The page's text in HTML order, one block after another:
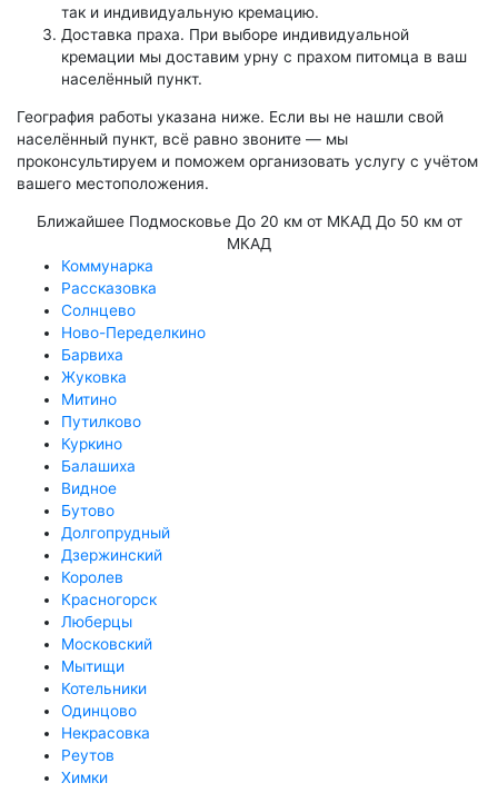
так и индивидуальную кремацию.
Доставка праха. При выборе индивидуальной
кремации мы доставим урну с прахом питомца в ваш
населённый пункт.
География работы указана ниже. Если вы не нашли свой
населённый пункт, всё равно звоните — мы
проконсультируем и поможем организовать услугу с учётом
вашего местоположения.
Ближайшее Подмосковье До 20 км от МКАД До 50 км от
МКАД
Коммунарка
Рассказовка
Солнцево
Ново-Переделкино
Барвиха
Жуковка
Митино
Путилково
Куркино
Балашиха
Видное
Бутово
Долгопрудный
Дзержинский
Королев
Красногорск
Люберцы
Московский
Мытищи
Котельники
Одинцово
Некрасовка
Реутов
Химки